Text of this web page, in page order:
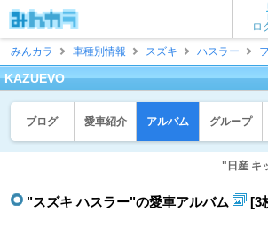
ロ
みんカラ
車種別情報 スズキ ハスラー
KAZUEVO
ブログ 愛車紹介 アルバム グループ
"日産 キ
"スズキ ハスラー"の愛車アルバム [3